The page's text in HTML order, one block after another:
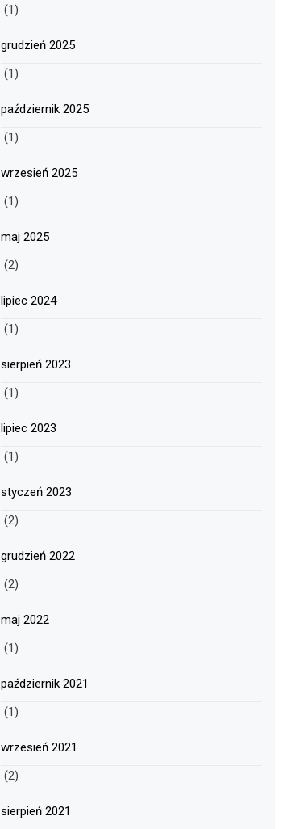
(1)
grudzień 2025
(1)
październik 2025
(1)
wrzesień 2025
(1)
maj 2025
(2)
lipiec 2024
(1)
sierpień 2023
(1)
lipiec 2023
(1)
styczeń 2023
(2)
grudzień 2022
(2)
maj 2022
(1)
październik 2021
(1)
wrzesień 2021
(2)
sierpień 2021